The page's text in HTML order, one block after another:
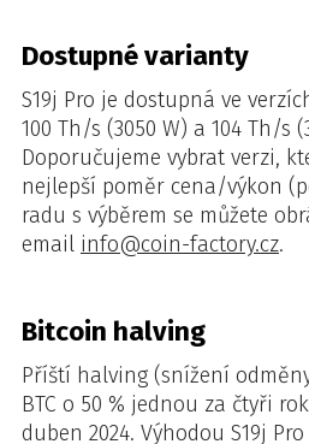
Dostupné varianty
S19j Pro je dostupná ve
100 Th/s (3050 W) a 104 Th/s
Doporučujeme vybrat verzi,
nejlepší poměr cena/výkon
radu s výběrem se můžete
email info@coin-factory.cz.
Bitcoin halving
Příští halving (snížení
BTC o 50 % jednou za čtyři
duben 2024. Výhodou S19j